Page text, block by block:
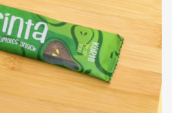
kiszerelésről, a minőség, és
változatlan! Vegán, Gluténmentes
eper, alma és semmi
tartalmaz. Fénytől védve, zárt
finom marad.